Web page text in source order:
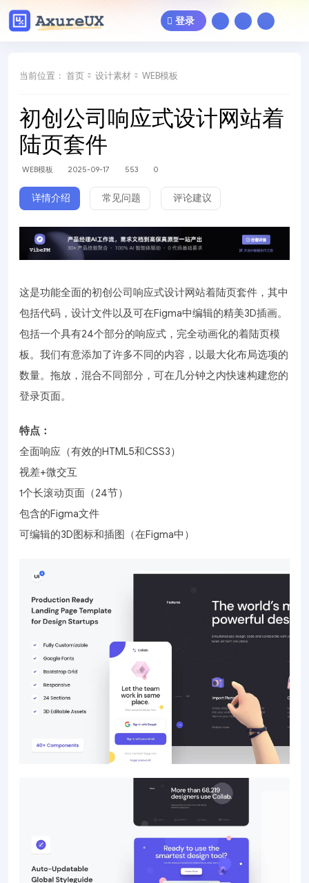
登录
当前位置： 首页 设计素材 WEB模板
初创公司响应式设计网站着
陆页套件
WEB模板 2025-09-17 553 0
详情介绍 常见问题 评论建议
这是功能全面的初创公司响应式设计网站着陆页套件，其中
包括代码，设计文件以及可在Figma中编辑的精美3D插画。
包括一个具有24个部分的响应式，完全动画化的着陆页模
板。我们有意添加了许多不同的内容，以最大化布局选项的
数量。拖放，混合不同部分，可在几分钟之内快速构建您的
登录页面。
特点：
全面响应（有效的HTML5和CSS3）
视差+微交互
1个长滚动页面（24节）
包含的Figma文件
可编辑的3D图标和插图（在Figma中）